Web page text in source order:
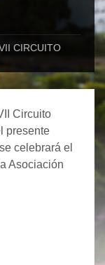
CIRCUITO
Circuito
presente
celebrará el
Asociación